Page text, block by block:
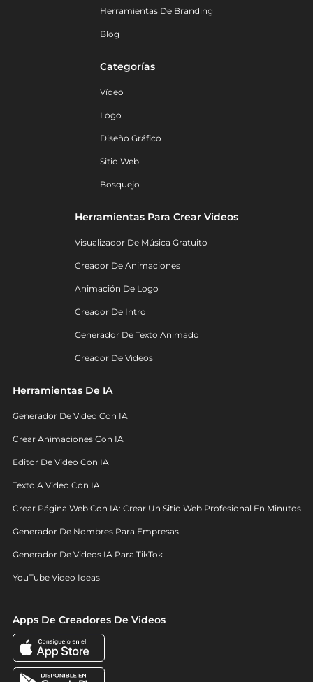
Herramientas De Branding
Blog
Categorías
Vídeo
Logo
Diseño Gráfico
Sitio Web
Bosquejo
Herramientas Para Crear Videos
Visualizador De Música Gratuito
Creador De Animaciones
Animación De Logo
Creador De Intro
Generador De Texto Animado
Creador De Videos
Herramientas De IA
Generador De Video Con IA
Crear Animaciones Con IA
Editor De Video Con IA
Texto A Video Con IA
Crear Página Web Con IA: Crear Un Sitio Web Profesional En Minutos
Generador De Nombres Para Empresas
Generador De Videos IA Para TikTok
YouTube Video Ideas
Apps De Creadores De Videos